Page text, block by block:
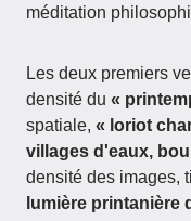
méditation
Les deux premiers
densité du «
spatiale, « loriot
villages d'eaux,
densité des images,
lumière printanière